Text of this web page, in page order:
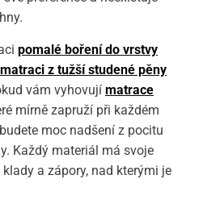
pomalé boření do vrstvy
matraci z tužší studené pěny
vám vyhovují matrace
mírně zapruží při každém
moc nadšení z pocitu
Každý materiál má svoje
a zápory, nad kterými je